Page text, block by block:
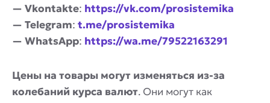
— Vkontakte: https://vk.com/prosistemika
— Telegram: t.me/prosistemika
— WhatsApp: https://wa.me/79522163291
Цены на товары могут изменяться из-за
колебаний курса валют. Они могут как